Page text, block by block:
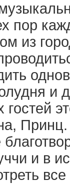
пор
из
и
и в